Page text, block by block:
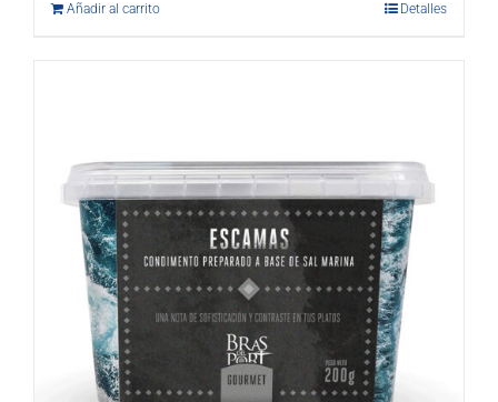
Añadir al carrito Detalles